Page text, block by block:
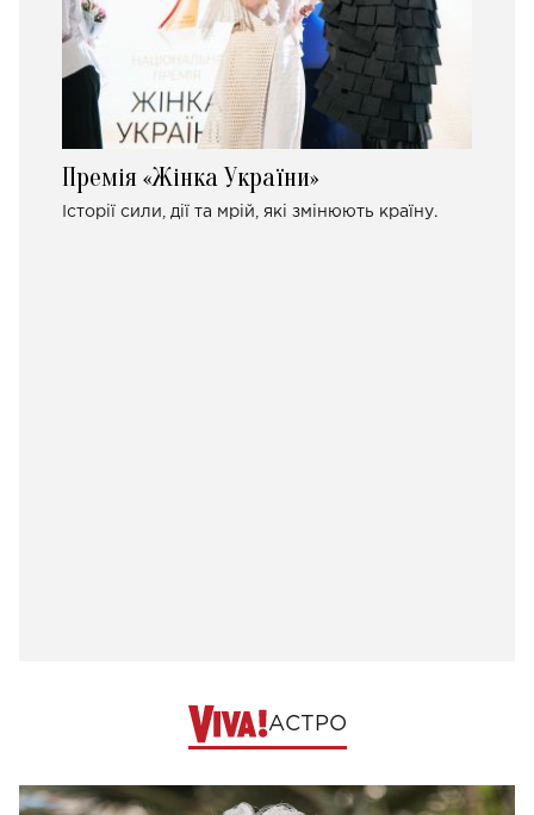
Премія «Жінка України»
Історії сили, дії та мрій, які змінюють країну.
АСТРО